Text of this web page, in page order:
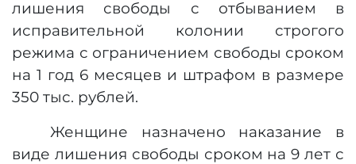
лишения свободы с отбыванием в
исправительной колонии строгого
режима с ограничением свободы сроком
на 1 год 6 месяцев и штрафом в размере
350 тыс. рублей.
Женщине назначено наказание в
виде лишения свободы сроком на 9 лет с